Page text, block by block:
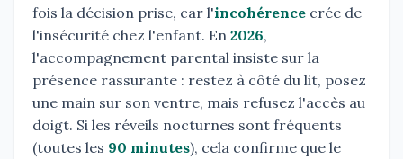
fois la décision prise, car l'incohérence crée de
l'insécurité chez l'enfant. En 2026,
l'accompagnement parental insiste sur la
présence rassurante : restez à côté du lit, posez
une main sur son ventre, mais refusez l'accès au
doigt. Si les réveils nocturnes sont fréquents
(toutes les 90 minutes), cela confirme que le